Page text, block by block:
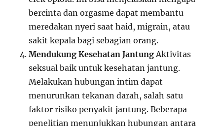
bercinta dan orgasme dapat membantu
meredakan nyeri saat haid, migrain, atau
sakit kepala bagi sebagian orang.
Mendukung Kesehatan Jantung Aktivitas
seksual baik untuk kesehatan jantung.
Melakukan hubungan intim dapat
menurunkan tekanan darah, salah satu
faktor risiko penyakit jantung. Beberapa
penelitian menunjukkan hubungan antara